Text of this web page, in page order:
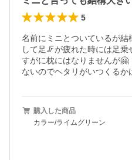
5
名前にミニとついているが
して足🦵が疲れた時には足
すがに枕にはなりませんが
ないのでヘタリがいつくるか
購入した商品
カラー/ライムグリーン